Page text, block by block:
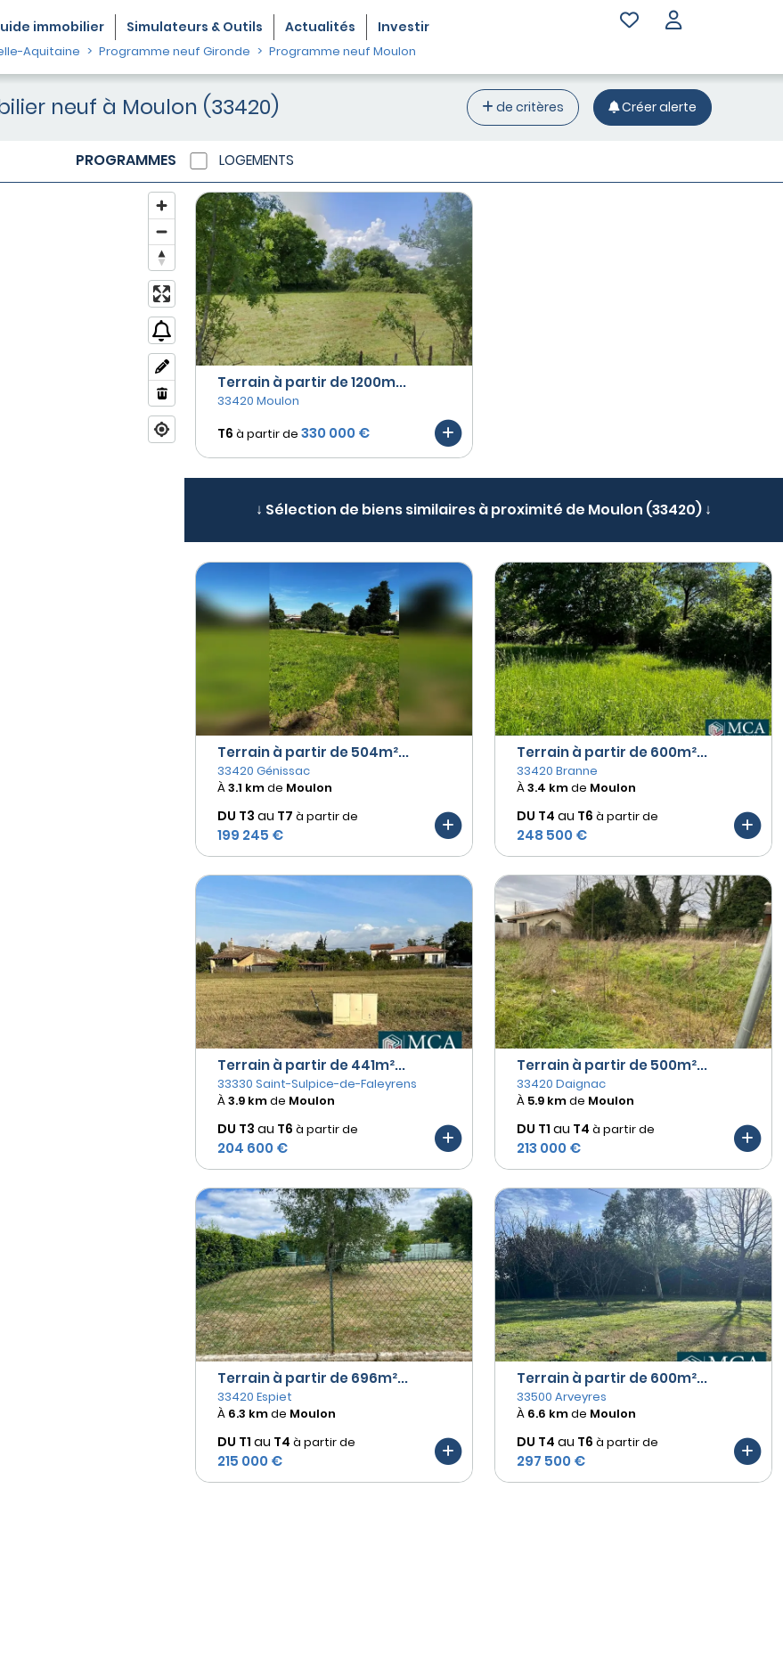
immobilier Simulateurs & Outils Actualités Investir
Aquitaine Programme neuf Gironde Programme neuf Moulon
neuf à Moulon (33420) de critères Créer alerte
PROGRAMMES LOGEMENTS
Terrain à partir de 1200m...
33420 Moulon
T6 à partir de 330 000 €
↓ Sélection de biens similaires à proximité de Moulon (33420) ↓
Terrain à partir de 504m²...
33420 Génissac
À3.1 kmde Moulon
DU T3 au T7 à partir de
199 245 €
Terrain à partir de 600m²...
33420 Branne
À3.4 kmde Moulon
DU T4 au T6 à partir de
248 500 €
Terrain à partir de 441m²...
33330 Saint-Sulpice-de-Faleyrens
À3.9 kmde Moulon
DU T3 au T6 à partir de
204 600 €
Terrain à partir de 500m²...
33420 Daignac
À 5.9 kmde Moulon
DU T1 au T4 à partir de
213 000 €
Terrain à partir de 696m²...
33420 Espiet
À 6.3 kmde Moulon
DU T1 au T4 à partir de
215 000 €
Terrain à partir de 600m²...
33500 Arveyres
À 6.6 kmde Moulon
DU T4 au T6 à partir de
297 500 €